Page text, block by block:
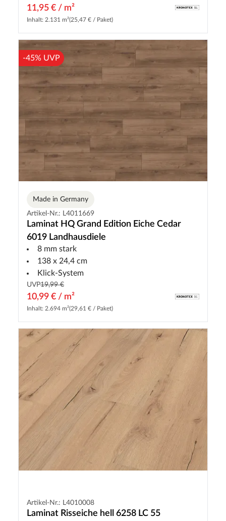
11,95 € / m²
Inhalt: 2.131 m²(25,47 € / Paket)
-45% UVP
Made in Germany
Artikel-Nr.: L4011669
Laminat HQ Grand Edition Eiche Cedar
6019 Landhausdiele
8 mm stark
138 x 24,4 cm
Klick-System
UVP19,99 €
10,99 € / m²
Inhalt: 2.694 m²(29,61 € / Paket)
Artikel-Nr.: L4010008
Laminat Risseiche hell 6258 LC 55